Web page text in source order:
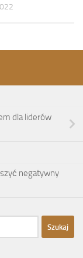
dla liderów
negatywny